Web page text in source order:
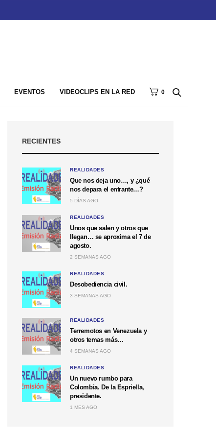
EVENTOS VIDEOCLIPS EN LA RED 0
RECIENTES
REALIDADES
Que nos deja uno…, y ¿qué
nos depara el entrante…?
5 DÍAS AGO
REALIDADES
Unos que salen y otros que
llegan… se aproxima el 7 de
agosto.
2 SEMANAS AGO
REALIDADES
Desobediencia civil.
3 SEMANAS AGO
REALIDADES
Terremotos en Venezuela y
otros temas más…
4 SEMANAS AGO
REALIDADES
Un nuevo rumbo para
Colombia. De la Espriella,
presidente.
1 MES AGO